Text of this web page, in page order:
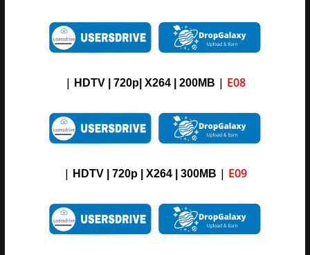
| HDTV | 720p| X264 | 200MB | E08
| HDTV | 720p | X264 | 300MB | E09